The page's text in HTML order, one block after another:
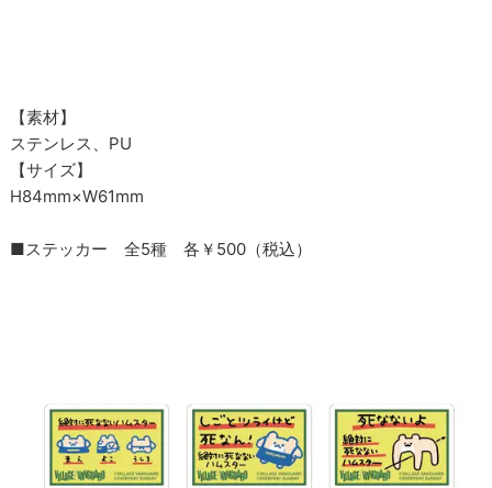
【素材】
ステンレス、PU
【サイズ】
H84mm×W61mm
■ステッカー 全5種 各￥500（税込）